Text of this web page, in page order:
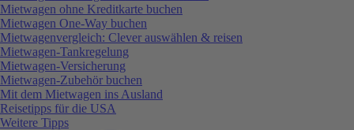
Mietwagen ohne Kreditkarte buchen
Mietwagen One-Way buchen
Mietwagenvergleich: Clever auswählen & reisen
Mietwagen-Tankregelung
Mietwagen-Versicherung
Mietwagen-Zubehör buchen
Mit dem Mietwagen ins Ausland
Reisetipps für die USA
Weitere Tipps